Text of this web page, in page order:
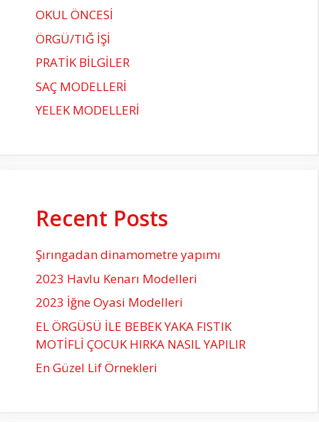
OKUL ÖNCESİ
ÖRGÜ/TIĞ İŞİ
PRATİK BİLGİLER
SAÇ MODELLERİ
YELEK MODELLERİ
Recent Posts
Şırıngadan dinamometre yapımı
2023 Havlu Kenarı Modelleri
2023 İğne Oyasi Modelleri
EL ÖRGÜSÜ İLE BEBEK YAKA FISTIK
MOTİFLİ ÇOCUK HIRKA NASIL YAPILIR
En Güzel Lif Örnekleri